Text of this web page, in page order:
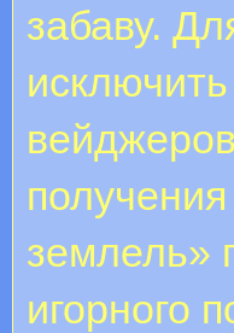
забаву.
землель»
игорного